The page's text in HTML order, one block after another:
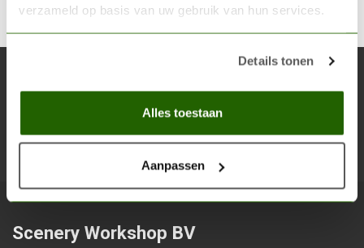
verzameld op basis van uw gebruik van hun services.
Details tonen
Alles toestaan
Aanpassen
Scenery Workshop BV